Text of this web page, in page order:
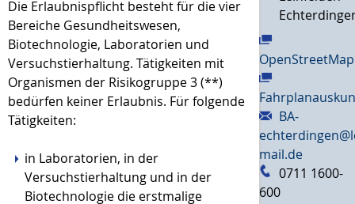
Die Erlaubnispflicht besteht für die vier
Bereiche Gesundheitswesen,
Biotechnologie, Laboratorien und
Versuchstierhaltung. Tätigkeiten mit
Organismen der Risikogruppe 3 (**)
bedürfen keiner Erlaubnis. Für folgende
Tätigkeiten:
in Laboratorien, in der
Versuchstierhaltung und in der
Biotechnologie die erstmalige
OpenStreetMap
BA-
mail.de
0711 1600-
600